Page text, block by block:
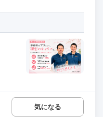
気になる